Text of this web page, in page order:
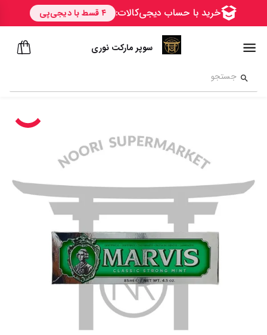
سوپر مارکت نوری